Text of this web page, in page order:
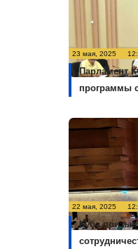
23 мая, 2025
Парламент
программы
22 мая, 2025
Куба